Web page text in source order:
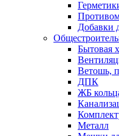
Добавки
Бытовая
Ветошь,
ДПК
ЖБ
Металл